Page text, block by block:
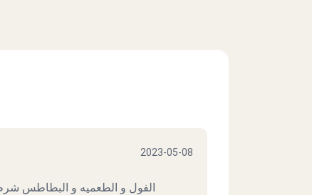
2023-05-08
الفول و الطعميه و البطاطس